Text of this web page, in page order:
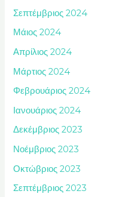
Σεπτέμβριος 2024
Μάιος 2024
Απρίλιος 2024
Μάρτιος 2024
Φεβρουάριος 2024
Ιανουάριος 2024
Δεκέμβριος 2023
Νοέμβριος 2023
Οκτώβριος 2023
Σεπτέμβριος 2023